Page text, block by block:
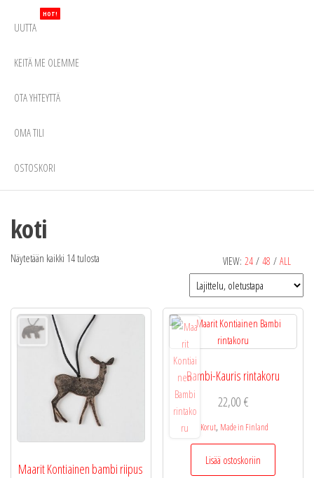
UUTTA
HOT!
KEITÄ ME OLEMME
OTA YHTEYTTÄ
OMA TILI
OSTOSKORI
koti
VIEW: 24 / 48 / ALL
Näytetään kaikki 14 tulosta
Maarit Kontiainen bambi riipus
Bambi-Kauris rintakoru
22,00 €
Korut, Made in Finland
Lisää ostoskoriin